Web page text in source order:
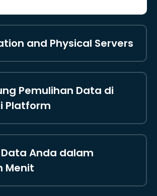
and Physical Servers
Pemulihan Data di
Platform
Anda dalam
Menit